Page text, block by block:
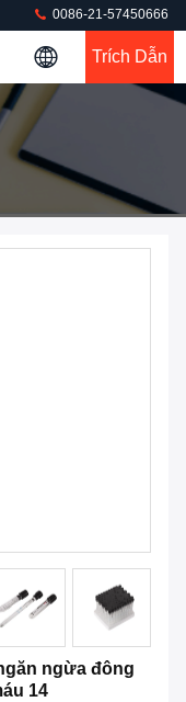
0086-21-57450666
Trích Dẫn
ngừa đông
14